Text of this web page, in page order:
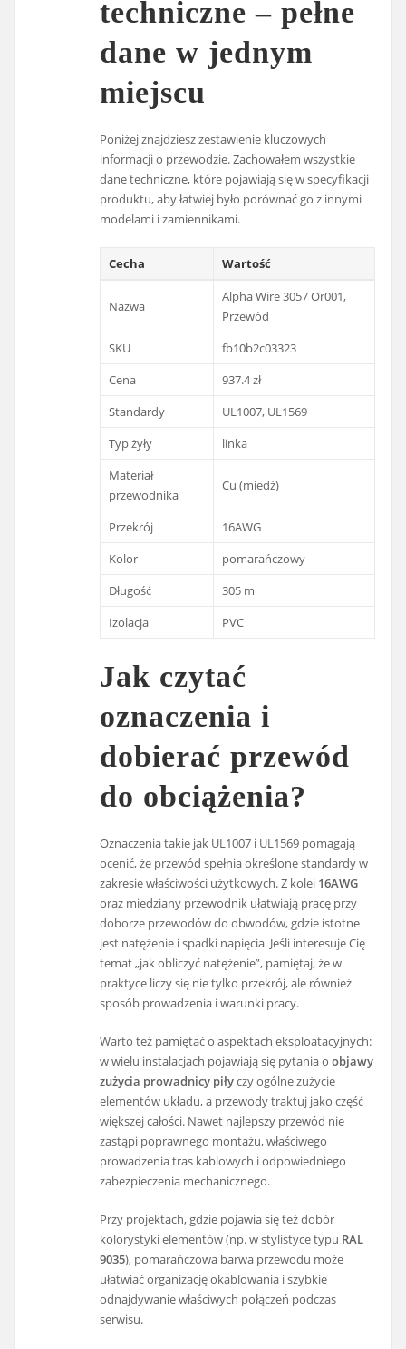
techniczne – pełne
dane w jednym
miejscu
Poniżej znajdziesz zestawienie kluczowych
informacji o przewodzie. Zachowałem wszystkie
dane techniczne, które pojawiają się w specyfikacji
produktu, aby łatwiej było porównać go z innymi
modelami i zamiennikami.
Cecha Wartość
Nazwa
Alpha Wire 3057 Or001,
Przewód
SKU
fb10b2c03323
Cena
937.4 zł
Standardy
UL1007, UL1569
Typ żyły
linka
Materiał
przewodnika
Cu (miedź)
Przekrój
16AWG
Kolor
pomarańczowy
Długość
305 m
Izolacja
PVC
Jak czytać
oznaczenia i
dobierać przewód
do obciążenia?
Oznaczenia takie jak UL1007 i UL1569 pomagają
ocenić, że przewód spełnia określone standardy w
zakresie właściwości użytkowych. Z kolei 16AWG
oraz miedziany przewodnik ułatwiają pracę przy
doborze przewodów do obwodów, gdzie istotne
jest natężenie i spadki napięcia. Jeśli interesuje Cię
temat „jak obliczyć natężenie”, pamiętaj, że w
praktyce liczy się nie tylko przekrój, ale również
sposób prowadzenia i warunki pracy.
Warto też pamiętać o aspektach eksploatacyjnych:
w wielu instalacjach pojawiają się pytania oobjawy
zużycia prowadnicy piłyczy ogólne zużycie
elementów układu, a przewody traktuj jako część
większej całości. Nawet najlepszy przewód nie
zastąpi poprawnego montażu, właściwego
prowadzenia tras kablowych i odpowiedniego
zabezpieczenia mechanicznego.
Przy projektach, gdzie pojawia się też dobór
kolorystyki elementów (np. w stylistyce typu RAL
9035), pomarańczowa barwa przewodu może
ułatwiać organizację okablowania i szybkie
odnajdywanie właściwych połączeń podczas
serwisu.